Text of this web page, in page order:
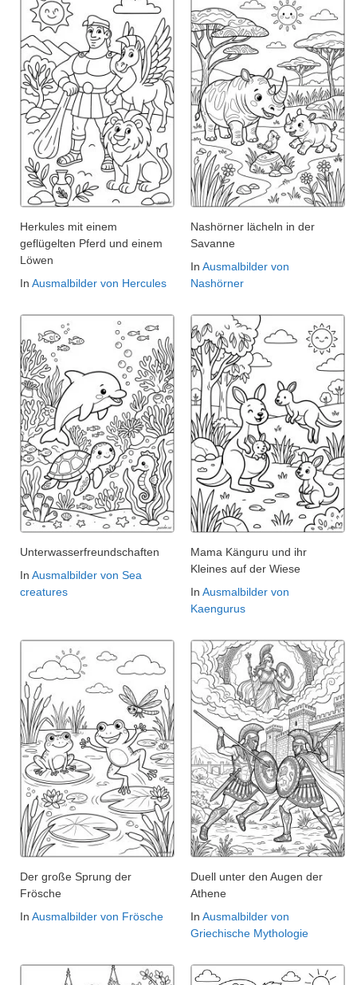
Herkules mit einem
geflügelten Pferd und einem
Löwen
In Ausmalbilder von Hercules
Nashörner lächeln in der
Savanne
In Ausmalbilder von
Nashörner
Unterwasserfreundschaften
In Ausmalbilder von Sea
creatures
Mama Känguru und ihr
Kleines auf der Wiese
In Ausmalbilder von
Kaengurus
Der große Sprung der
Frösche
In Ausmalbilder von Frösche
Duell unter den Augen der
Athene
In Ausmalbilder von
Griechische Mythologie